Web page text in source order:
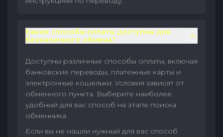
Какие способы оплаты доступны для
безналичного обмена?
Доступны различные способы оплаты, включая
банковские переводы, платежные карты и
электронные кошельки. Условия зависят от
обменного пункта. Выберите наиболее
удобный для вас способ на этапе поиска
обменника.
Если вы не нашли нужный для вас способ